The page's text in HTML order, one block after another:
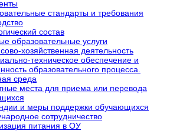
стандарты и требования
состав
образовательные услуги
хозяйственная деятельность
техническое обеспечение и
образовательного процесса.
среда
места для приема или перевода
и меры поддержки обучающихся
сотрудничество
питания в ОУ